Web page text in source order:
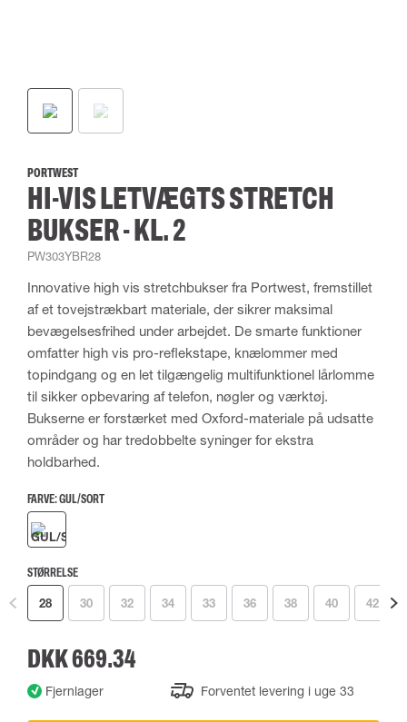
PORTWEST
HI-VIS LETVÆGTS STRETCH
BUKSER - KL. 2
PW303YBR28
Innovative high vis stretchbukser fra Portwest, fremstillet
af et tovejstrækbart materiale, der sikrer maksimal
bevægelsesfrihed under arbejdet. De smarte funktioner
omfatter high vis pro-reflekstape, knælommer med
topindgang og en let tilgængelig multifunktionel lårlomme
til sikker opbevaring af telefon, nøgler og værktøj.
Bukserne er forstærket med Oxford-materiale på udsatte
områder og har tredobbelte syninger for ekstra
holdbarhed.
FARVE:GUL/SORT
STØRRELSE
28 30 32 34 33 36 38 40 42
DKK 669.34
Fjernlager Forventet levering i uge 33